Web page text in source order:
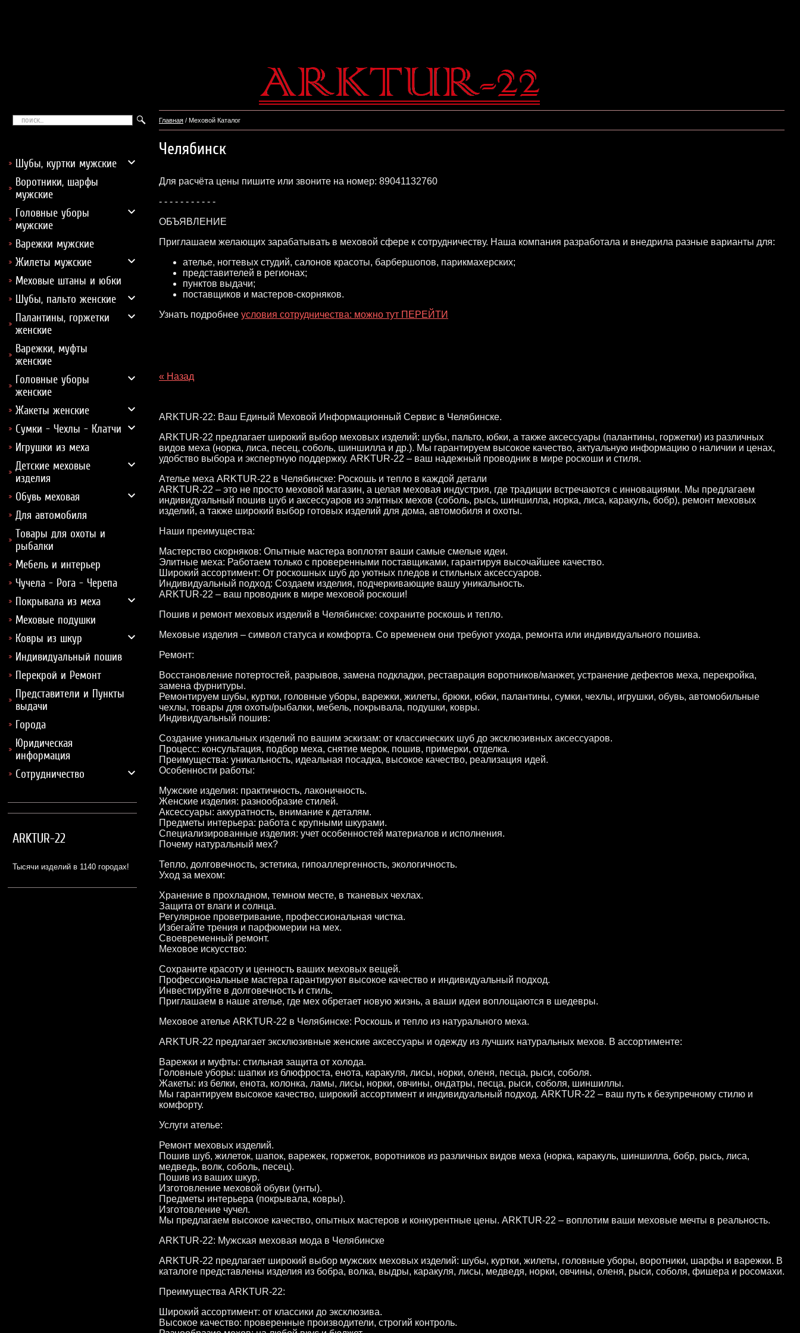
Шубы, куртки мужские
Воротники, шарфы
мужские
Головные уборы
мужские
Варежки мужские
Жилеты мужские
Меховые штаны и юбки
Шубы, пальто женские
Палантины, горжетки
женские
Варежки, муфты
женские
Головные уборы
женские
Жакеты женские
Сумки - Чехлы - Клатчи
Игрушки из меха
Детские меховые
изделия
Обувь меховая
Для автомобиля
Товары для охоты и
рыбалки
Мебель и интерьер
Чучела - Рога - Черепа
Покрывала из меха
Меховые подушки
Ковры из шкур
Индивидуальный пошив
Перекрой и Ремонт
Представители и Пункты
выдачи
Города
Юридическая
информация
Сотрудничество
ARKTUR-22
Тысячи изделий в 1140 городах!
Главная / Меховой Каталог
Челябинск
Для расчёта цены пишите или звоните на номер: 89041132760
- - - - - - - - - - -
ОБЪЯВЛЕНИЕ
Приглашаем желающих зарабатывать в меховой сфере к сотрудничеству. Наша компания разработала и внедрила разные варианты для:
ателье, ногтевых студий, салонов красоты, барбершопов, парикмахерских;
представителей в регионах;
пунктов выдачи;
поставщиков и мастеров-скорняков.
Узнать подробнее условия сотрудничества: можно тут ПЕРЕЙТИ
« Назад
ARKTUR-22: Ваш Единый Меховой Информационный Сервис в Челябинске.
ARKTUR-22 предлагает широкий выбор меховых изделий: шубы, пальто, юбки, а также аксессуары (палантины, горжетки) из различных
видов меха (норка, лиса, песец, соболь, шиншилла и др.). Мы гарантируем высокое качество, актуальную информацию о наличии и ценах,
удобство выбора и экспертную поддержку. ARKTUR-22 – ваш надежный проводник в мире роскоши и стиля.
Ателье меха ARKTUR-22 в Челябинске: Роскошь и тепло в каждой детали
ARKTUR-22 – это не просто меховой магазин, а целая меховая индустрия, где традиции встречаются с инновациями. Мы предлагаем
индивидуальный пошив шуб и аксессуаров из элитных мехов (соболь, рысь, шиншилла, норка, лиса, каракуль, бобр), ремонт меховых
изделий, а также широкий выбор готовых изделий для дома, автомобиля и охоты.
Наши преимущества:
Мастерство скорняков: Опытные мастера воплотят ваши самые смелые идеи.
Элитные меха: Работаем только с проверенными поставщиками, гарантируя высочайшее качество.
Широкий ассортимент: От роскошных шуб до уютных пледов и стильных аксессуаров.
Индивидуальный подход: Создаем изделия, подчеркивающие вашу уникальность.
ARKTUR-22 – ваш проводник в мире меховой роскоши!
Пошив и ремонт меховых изделий в Челябинске: сохраните роскошь и тепло.
Меховые изделия – символ статуса и комфорта. Со временем они требуют ухода, ремонта или индивидуального пошива.
Ремонт:
Восстановление потертостей, разрывов, замена подкладки, реставрация воротников/манжет, устранение дефектов меха, перекройка,
замена фурнитуры.
Ремонтируем шубы, куртки, головные уборы, варежки, жилеты, брюки, юбки, палантины, сумки, чехлы, игрушки, обувь, автомобильные
чехлы, товары для охоты/рыбалки, мебель, покрывала, подушки, ковры.
Индивидуальный пошив:
Создание уникальных изделий по вашим эскизам: от классических шуб до эксклюзивных аксессуаров.
Процесс: консультация, подбор меха, снятие мерок, пошив, примерки, отделка.
Преимущества: уникальность, идеальная посадка, высокое качество, реализация идей.
Особенности работы:
Мужские изделия: практичность, лаконичность.
Женские изделия: разнообразие стилей.
Аксессуары: аккуратность, внимание к деталям.
Предметы интерьера: работа с крупными шкурами.
Специализированные изделия: учет особенностей материалов и исполнения.
Почему натуральный мех?
Тепло, долговечность, эстетика, гипоаллергенность, экологичность.
Уход за мехом:
Хранение в прохладном, темном месте, в тканевых чехлах.
Защита от влаги и солнца.
Регулярное проветривание, профессиональная чистка.
Избегайте трения и парфюмерии на мех.
Своевременный ремонт.
Меховое искусство:
Сохраните красоту и ценность ваших меховых вещей.
Профессиональные мастера гарантируют высокое качество и индивидуальный подход.
Инвестируйте в долговечность и стиль.
Приглашаем в наше ателье, где мех обретает новую жизнь, а ваши идеи воплощаются в шедевры.
Меховое ателье ARKTUR-22 в Челябинске: Роскошь и тепло из натурального меха.
ARKTUR-22 предлагает эксклюзивные женские аксессуары и одежду из лучших натуральных мехов. В ассортименте:
Варежки и муфты: стильная защита от холода.
Головные уборы: шапки из блюфроста, енота, каракуля, лисы, норки, оленя, песца, рыси, соболя.
Жакеты: из белки, енота, колонка, ламы, лисы, норки, овчины, ондатры, песца, рыси, соболя, шиншиллы.
Мы гарантируем высокое качество, широкий ассортимент и индивидуальный подход. ARKTUR-22 – ваш путь к безупречному стилю и
комфорту.
Услуги ателье:
Ремонт меховых изделий.
Пошив шуб, жилеток, шапок, варежек, горжеток, воротников из различных видов меха (норка, каракуль, шиншилла, бобр, рысь, лиса,
медведь, волк, соболь, песец).
Пошив из ваших шкур.
Изготовление меховой обуви (унты).
Предметы интерьера (покрывала, ковры).
Изготовление чучел.
Мы предлагаем высокое качество, опытных мастеров и конкурентные цены. ARKTUR-22 – воплотим ваши меховые мечты в реальность.
ARKTUR-22: Мужская меховая мода в Челябинске
ARKTUR-22 предлагает широкий выбор мужских меховых изделий: шубы, куртки, жилеты, головные уборы, воротники, шарфы и варежки. В
каталоге представлены изделия из бобра, волка, выдры, каракуля, лисы, медведя, норки, овчины, оленя, рыси, соболя, фишера и росомахи.
Преимущества ARKTUR-22:
Широкий ассортимент: от классики до эксклюзива.
Высокое качество: проверенные производители, строгий контроль.